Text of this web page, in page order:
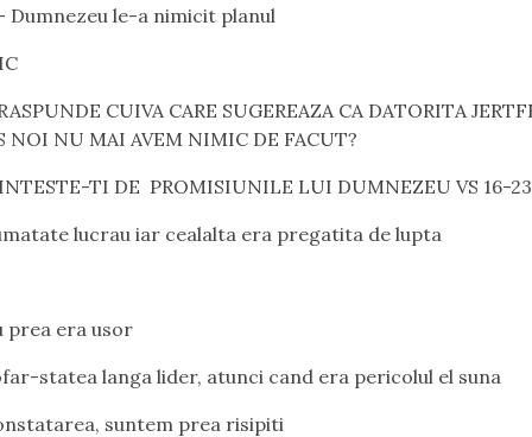
Dumnezeu le-a nimicit planul
CUIVA CARE SUGEREAZA CA DATORITA
NOI NU MAI AVEM NIMIC DE FACUT?
TI DE PROMISIUNILE LUI DUMNEZEU VS 16-23
lucrau iar cealalta era pregatita de lupta
prea era usor
statea langa lider, atunci cand era pericolul el suna
suntem prea risipiti